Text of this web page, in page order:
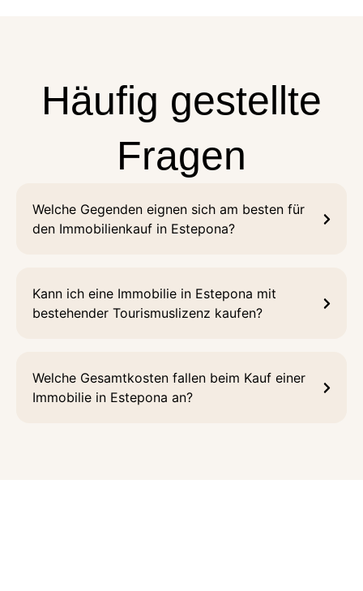
Häufig gestellte
Fragen
Welche Gegenden eignen sich am besten für
den Immobilienkauf in Estepona?
Kann ich eine Immobilie in Estepona mit
bestehender Tourismuslizenz kaufen?
Welche Gesamtkosten fallen beim Kauf einer
Immobilie in Estepona an?